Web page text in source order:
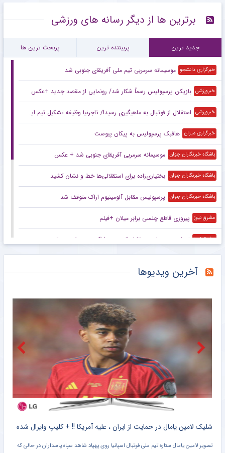
برترین ها از دیگر رسانه های ورزشی
جدید ترین پربیننده ترین پربحث ترین ها
خبرگزاری دانشجو موسیمانه سرمربی تیم ملی آفریقای جنوبی شد
خبرورزشی بازیکن پرسپولیس رسماً شکار شد/ رونمایی از مقصد جدید +عکس
خبرورزشی استقلال از فوتبال به ماهیگیری رسید!/ تاجرنیا وظیفه تشکیل تیم این رشته را به من سپرد
خبرگزاری میزان هافبک پرسپولیس به پیکان پیوست
باشگاه خبرنگاران جوان موسیمانه سرمربی آفریقای جنوبی شد + عکس
باشگاه خبرنگاران جوان بختیاری‌زاده برای استقلالی‌ها خط و نشان کشید
باشگاه خبرنگاران جوان پرسپولیس مقابل آلومینیوم اراک متوقف شد
مشرق نیوز پیروزی قاطع چلسی برابر میلان +فیلم
مشرق نیوز تساوی پرسپولیس مقابل الومینیوم اراک در دیدار دوستانه
خبرگزاری میزان
عابدزاده در انتظار یک پیشنهاد اروپایی
ویدیو| خلاصه بازی چلسی ۳ – میلان ۰/ ژائو پدرو دو گل زد
خبرگزاری تابناک سرمربی اسبق استقلال با آفریقای جنوبی بست + عکس
توقف پرسپولیس مقابل آلومینیوم در آخرین دیدار تدارکاتی پیش فصل
آخرین ویدیوها
شلیک لامین یامال در حمایت از ایران ، علیه آمریکا !! + کلیپ وایرال شده
تصویر لامین یامال ستاره تیم ملی فوتبال اسپانیا روی پهپاد شاهد سپاه پاسداران در حالی که